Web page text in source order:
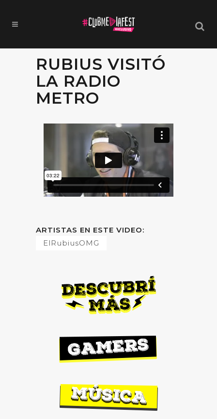
RUBIUS VISITÓ
LA RADIO
METRO
ARTISTAS EN ESTE VIDEO:
ElRubiusOMG